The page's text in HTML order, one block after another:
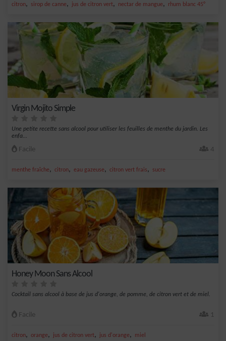
citron, sirop de canne, jus de citron vert, nectar de mangue, rhum blanc 45°
Virgin Mojito Simple
Une petite recette sans alcool pour utiliser les feuilles de menthe du jardin. Les
enfa...
Facile 4
menthe fraîche, citron, eau gazeuse, citron vert frais, sucre
Honey Moon Sans Alcool
Cocktail sans alcool à base de jus d'orange, de pomme, de citron vert et de miel.
Facile 1
citron, orange, jus de citron vert, jus d'orange, miel